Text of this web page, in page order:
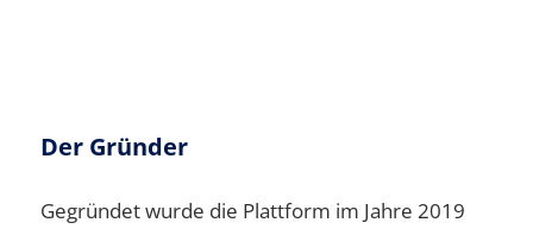
Der Gründer
Gegründet wurde die Plattform im Jahre 2019